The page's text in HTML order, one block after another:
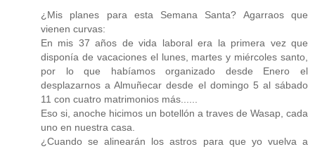
¿Mis planes para esta Semana Santa? Agarraos que
vienen curvas:
En mis 37 años de vida laboral era la primera vez que
disponía de vacaciones el lunes, martes y miércoles santo,
por lo que habíamos organizado desde Enero el
desplazarnos a Almuñecar desde el domingo 5 al sábado
11 con cuatro matrimonios más......
Eso si, anoche hicimos un botellón a traves de Wasap, cada
uno en nuestra casa.
¿Cuando se alinearán los astros para que yo vuelva a